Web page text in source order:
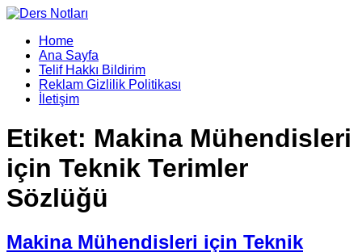
Home
Ana Sayfa
Telif Hakkı Bildirim
Reklam Gizlilik Politikası
İletişim
Etiket: Makina Mühendisleri
için Teknik Terimler
Sözlüğü
Makina Mühendisleri için Teknik